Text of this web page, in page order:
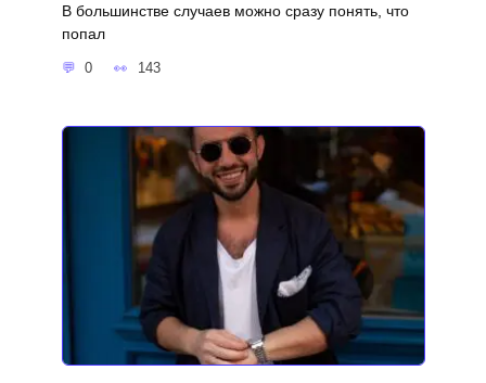
В большинстве случаев можно сразу понять, что
попал
0 143